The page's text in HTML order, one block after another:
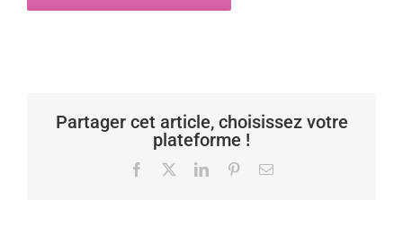
Partager cet article, choisissez votre
plateforme !
Facebook LinkedInPinterestEmail